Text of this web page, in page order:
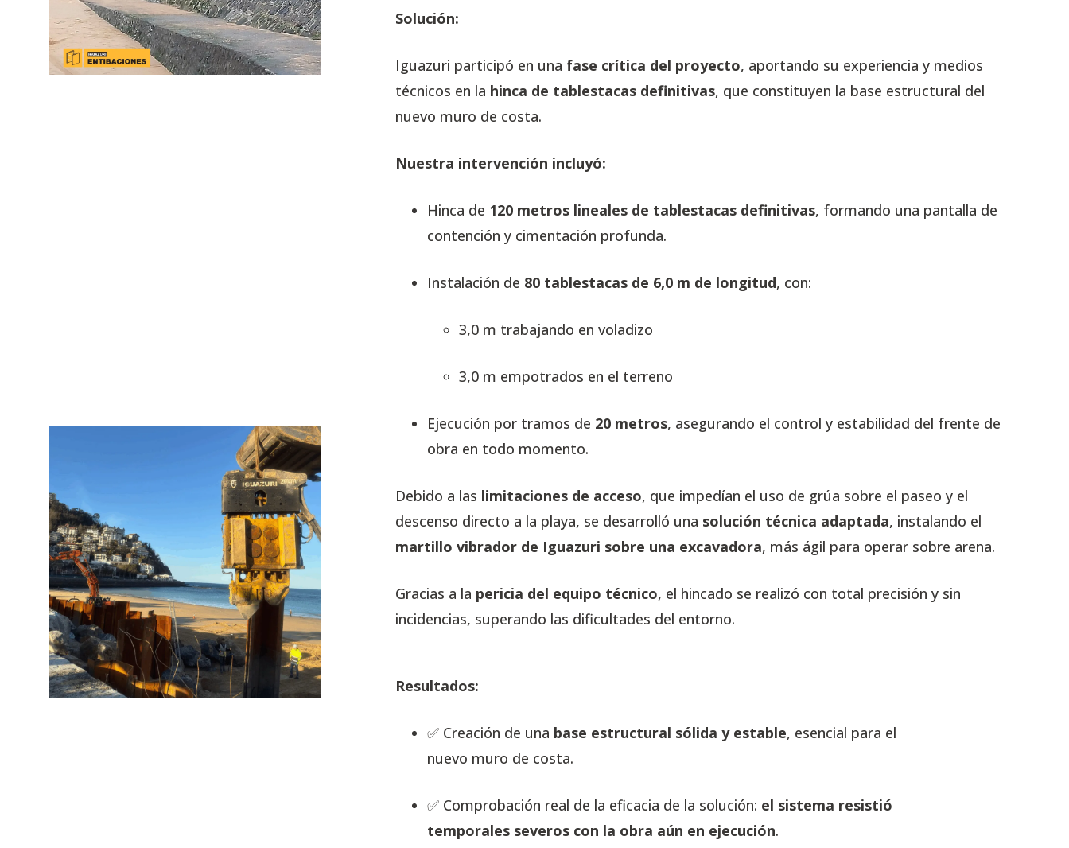
Solución:
Iguazuri participó en una fase crítica del proyecto, aportando su experiencia y medios
técnicos en la hinca de tablestacas definitivas, que constituyen la base estructural del
nuevo muro de costa.
Nuestra intervención incluyó:
Hinca de 120 metros lineales de tablestacas definitivas, formando una pantalla de
contención y cimentación profunda.
Instalación de 80 tablestacas de 6,0 m de longitud, con:
3,0 m trabajando en voladizo
3,0 m empotrados en el terreno
Ejecución por tramos de 20 metros, asegurando el control y estabilidad del frente de
obra en todo momento.
Debido a las limitaciones de acceso, que impedían el uso de grúa sobre el paseo y el
descenso directo a la playa, se desarrolló una solución técnica adaptada, instalando el
martillo vibrador de Iguazuri sobre una excavadora, más ágil para operar sobre arena.
Gracias a la pericia del equipo técnico, el hincado se realizó con total precisión y sin
incidencias, superando las dificultades del entorno.
Resultados:
✅ Creación de una base estructural sólida y estable, esencial para el
nuevo muro de costa.
✅ Comprobación real de la eficacia de la solución: el sistema resistió
temporales severos con la obra aún en ejecución.